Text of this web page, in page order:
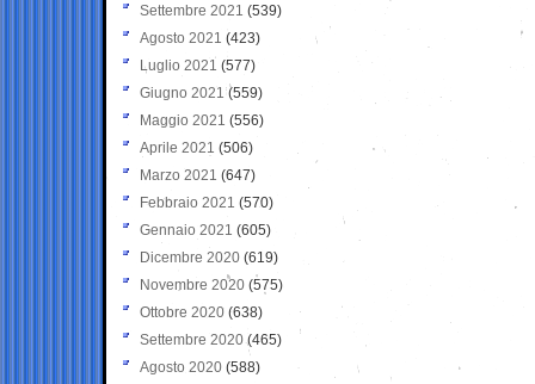
Settembre 2021 (539)
Agosto 2021 (423)
Luglio 2021 (577)
Giugno 2021(559)
Maggio 2021 (556)
Aprile 2021 (506)
Marzo 2021 (647)
Febbraio 2021 (570)
Gennaio 2021 (605)
Dicembre 2020 (619)
Novembre 2020 (575)
Ottobre 2020 (638)
Settembre 2020(465)
Agosto 2020 (588)